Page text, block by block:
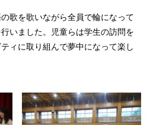
歌を歌いながら全員で輪になって
いました。児童らは学生の訪問を
ィに取り組んで夢中になって楽し